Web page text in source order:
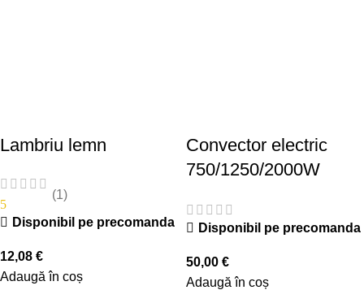
Lambriu lemn
5
(1)
Disponibil pe precomanda
12,08 €
Adaugă în coș
Convector electric
750/1250/2000W
Disponibil pe precomanda
50,00 €
Adaugă în coș